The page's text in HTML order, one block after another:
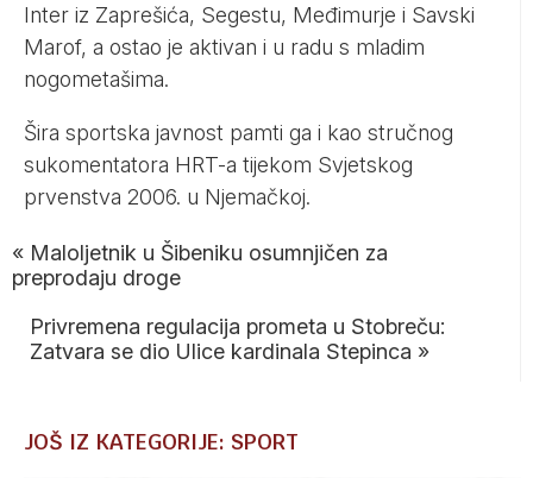
Inter iz Zaprešića, Segestu, Međimurje i Savski
Marof, a ostao je aktivan i u radu s mladim
nogometašima.
Šira sportska javnost pamti ga i kao stručnog
sukomentatora HRT-a tijekom Svjetskog
prvenstva 2006. u Njemačkoj.
« Maloljetnik u Šibeniku osumnjičen za
preprodaju droge
Privremena regulacija prometa u Stobreču:
Zatvara se dio Ulice kardinala Stepinca »
JOŠ IZ KATEGORIJE: SPORT